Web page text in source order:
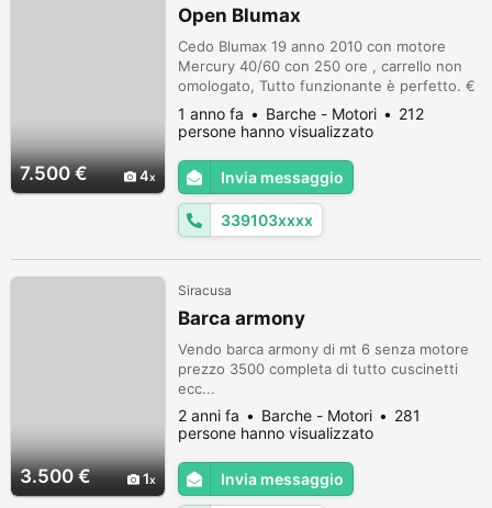
7.500 € 4
Open Blumax
Cedo Blumax 19 anno 2010 con motore
Mercury 40/60 con 250 ore , carrello non
omologato, Tutto funzionante è perfetto. €
7,500. 3391039629
1 anno fa Barche - Motori
212
persone hanno visualizzato
Invia messaggio
339103xxxx
3.500 € 1
Siracusa
Barca armony
Vendo barca armony di mt 6 senza motore
prezzo 3500 completa di tutto cuscinetti
ecc...
2 anni fa Barche - Motori
281
persone hanno visualizzato
Invia messaggio